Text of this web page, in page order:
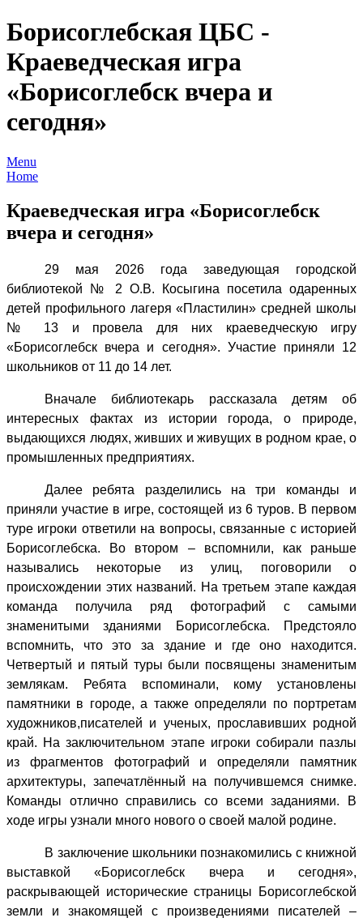
Борисоглебская ЦБС -
Краеведческая игра
«Борисоглебск вчера и
сегодня»
Menu
Home
Краеведческая игра «Борисоглебск
вчера и сегодня»
29 мая 2026 года заведующая городской
библиотекой № 2 О.В. Косыгина посетила одаренных
детей профильного лагеря «Пластилин» средней школы
№ 13 и провела для них краеведческую игру
«Борисоглебск вчера и сегодня». Участие приняли 12
школьников от 11 до 14 лет.
Вначале библиотекарь рассказала детям об
интересных фактах из истории города, о природе,
выдающихся людях, живших и живущих в родном крае, о
промышленных предприятиях.
Далее ребята разделились на три команды и
приняли участие в игре, состоящей из 6 туров. В первом
туре игроки ответили на вопросы, связанные с историей
Борисоглебска. Во втором – вспомнили, как раньше
назывались некоторые из улиц, поговорили о
происхождении этих названий. На третьем этапе каждая
команда получила ряд фотографий с самыми
знаменитыми зданиями Борисоглебска. Предстояло
вспомнить, что это за здание и где оно находится.
Четвертый и пятый туры были посвящены знаменитым
землякам.
Ребята вспоминали, кому установлены
памятники в городе, а также определяли по портретам
художников,писателей и ученых, прославивших родной
край. На заключительном этапе игроки собирали пазлы
из фрагментов фотографий и определяли памятник
архитектуры, запечатлённый на получившемся снимке.
Команды отлично справились со всеми заданиями. В
ходе игры узнали много нового о своей малой родине.
В заключение школьники познакомились с книжной
выставкой «Борисоглебск вчера и сегодня»,
раскрывающей исторические страницы Борисоглебской
земли и знакомящей с произведениями писателей –